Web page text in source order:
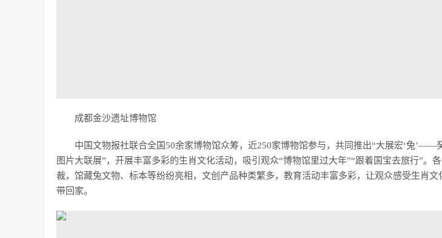
成都金沙遗址博物馆
中国文物报社联合全国50余家博物馆众筹，近250家博物馆参与，共同推出“大展宏‘兔’——
图片大联展”，开展丰富多彩的生肖文化活动，吸引观众“博物馆里过大年”“跟着国宝去旅行”。
裁，馆藏兔文物、标本等纷纷亮相，文创产品种类繁多，教育活动丰富多彩，让观众感受生肖文
带回家。